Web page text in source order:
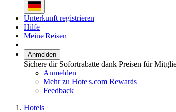
Unterkunft registrieren
Hilfe
Meine Reisen
Anmelden
Sichere dir Sofortrabatte dank Preisen für
Anmelden
Mehr zu Hotels.com Rewards
Feedback
Hotels